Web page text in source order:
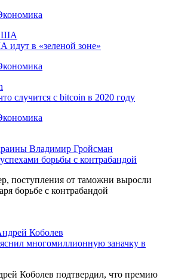
в «зеленой зоне»
случится с bitcoin в 2020 году
борьбы с контрабандой
поступления от таможни выросли
борьбе с контрабандой
многомиллионную заначку в
Коболев подтвердил, что премию